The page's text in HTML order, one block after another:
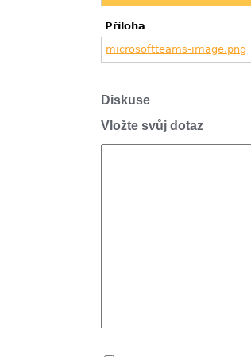
Příloha
microsoftteams-image.png
Diskuse
Vložte svůj dotaz